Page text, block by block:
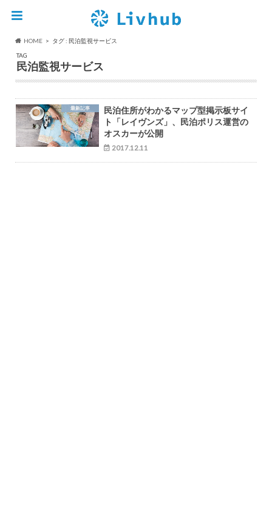
HOME
タグ : 民泊監視サービス
TAG
民泊監視サービス
最新記事
民泊住所がわかるマップ型掲示板サイ
ト「レイヴンズ」、民泊ポリス運営の
オスカーが公開
2017.12.11